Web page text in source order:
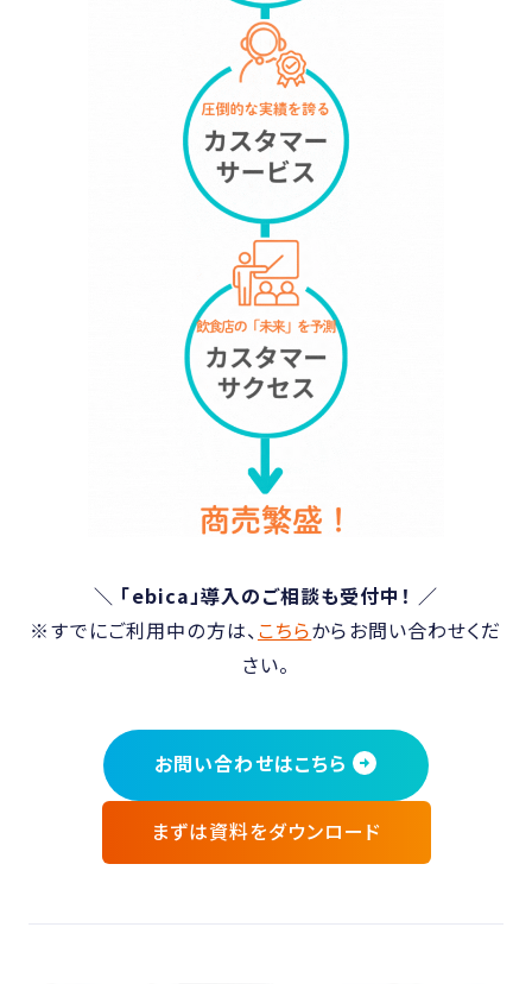
＼ 「ebica」導入のご相談も受付中！ ／
※すでにご利用中の方は、こちらからお問い合わせくだ
さい。
お問い合わせはこちら
まずは資料をダウンロード